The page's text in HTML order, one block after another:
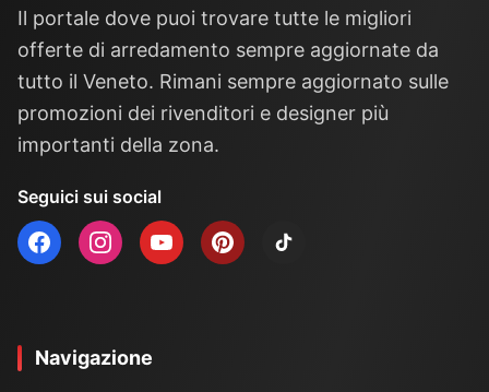
Il portale dove puoi trovare tutte le migliori
offerte di arredamento sempre aggiornate da
tutto il Veneto. Rimani sempre aggiornato sulle
promozioni dei rivenditori e designer più
importanti della zona.
Seguici sui social
Navigazione